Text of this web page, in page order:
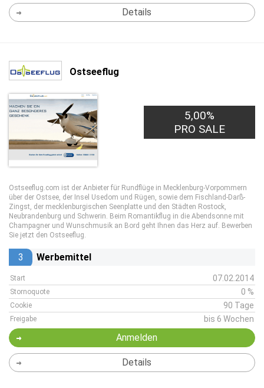
Details
Ostseeflug
5,00%
PRO SALE
Ostseeflug.com ist der Anbieter für Rundflüge in Mecklenburg-Vorpommern
über der Ostsee, der Insel Usedom und Rügen, sowie dem Fischland-Darß-
Zingst, der mecklenburgischen Seenplatte und den Städten Rostock,
Neubrandenburg und Schwerin. Beim Romantikflug in die Abendsonne mit
Champagner und Wunschmusik an Bord geht Ihnen das Herz auf. Bewerben
Sie jetzt den Ostseeflug.
3 Werbemittel
Start 07.02.2014
Stornoquote 0 %
Cookie 90 Tage
Freigabe bis 6 Wochen
Anmelden
Details